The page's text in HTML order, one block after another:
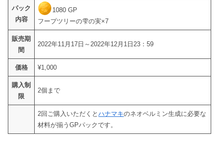
パック
内容
1080 GP
フープツリーの雫の実×7
販売期
間
2022年11月17日～2022年12月1日23：59
価格 ¥1,000
購入制
限
2個まで
2回ご購入いただくとハナマキのネオベルミン生成に必要な
材料が揃うGPパックです。